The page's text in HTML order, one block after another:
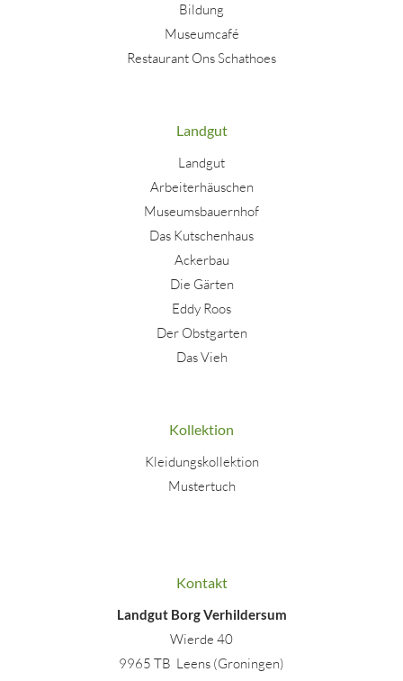
Bildung
Museumcafé
Restaurant Ons Schathoes
Landgut
Landgut
Arbeiterhäuschen
Museumsbauernhof
Das Kutschenhaus
Ackerbau
Die Gärten
Eddy Roos
Der Obstgarten
Das Vieh
Kollektion
Kleidungskollektion
Mustertuch
Kontakt
Landgut Borg Verhildersum
Wierde 40
9965 TB Leens (Groningen)